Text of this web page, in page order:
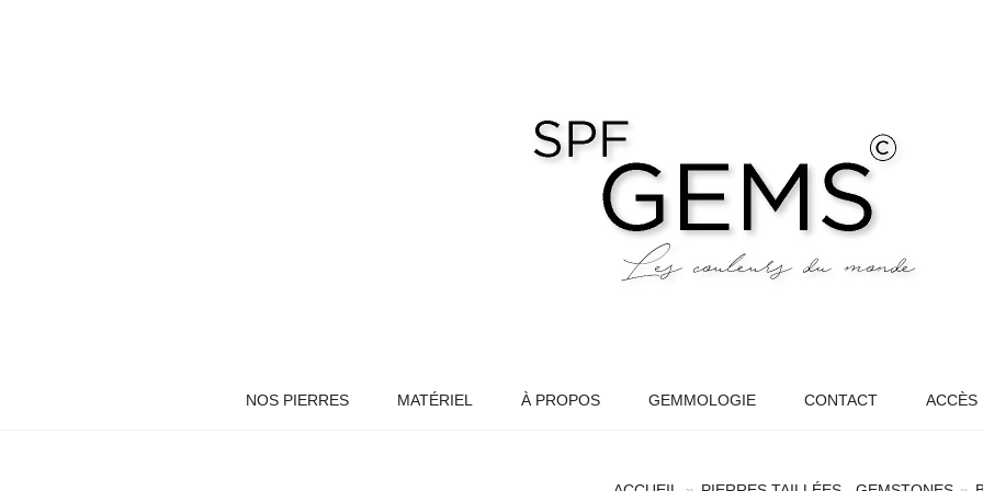
NOS PIERRES MATÉRIEL À PROPOS GEMMOLOGIE CONTACT ACCÈS